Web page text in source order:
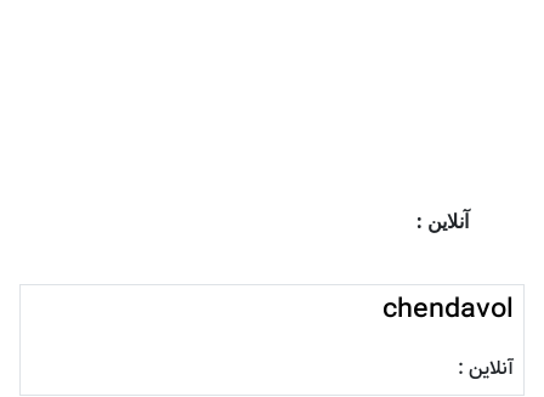
آنلاین :
chendavol
آنلاین :